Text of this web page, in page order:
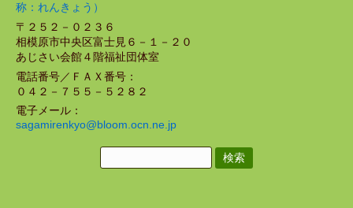
称：れんきょう）
〒２５２－０２３６
相模原市中央区富士見６－１－２０
あじさい会館４階福祉団体室
電話番号／ＦＡＸ番号：
０４２－７５５－５２８２
電子メール：
sagamirenkyo@bloom.ocn.ne.jp
検
索: